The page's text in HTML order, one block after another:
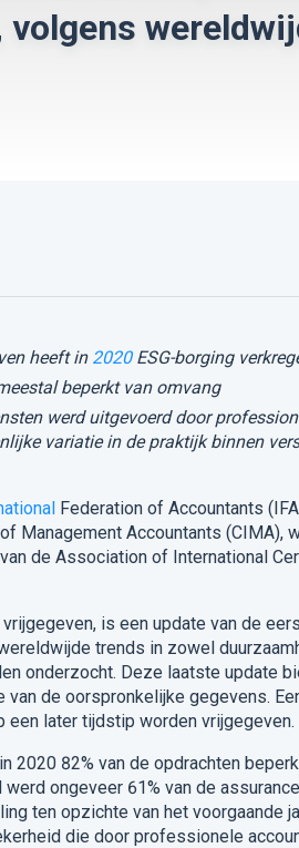
heeft in 2020ESG-borging
beperkt van omvang
werd uitgevoerd door
variatie in de praktijk binnen
Federation of Accountants
Management Accountants (CIMA),
de Association of International
is een update van de
trends in zowel
onderzocht. Deze laatste update
van de oorspronkelijke gegevens.
later tijdstip worden vrijgegeven.
2020 82% van de opdrachten
werd ongeveer 61% van de
ten opzichte van het voorgaande
die door professionele